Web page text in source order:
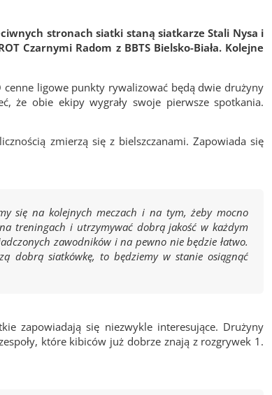
stronach siatki staną siatkarze Stali Nysa i
Czarnymi Radom z BBTS Bielsko-Biała. Kolejne
ligowe punkty rywalizować będą dwie drużyny
że obie ekipy wygrały swoje pierwsze spotkania.
zmierzą się z bielszczanami. Zapowiada się
się na kolejnych meczach i na tym, żeby mocno
treningach i utrzymywać dobrą jakość w każdym
zawodników i na pewno nie będzie łatwo.
dobrą siatkówkę, to będziemy w stanie osiągnąć
zapowiadają się niezwykle interesujące. Drużyny
które kibiców już dobrze znają z rozgrywek 1.